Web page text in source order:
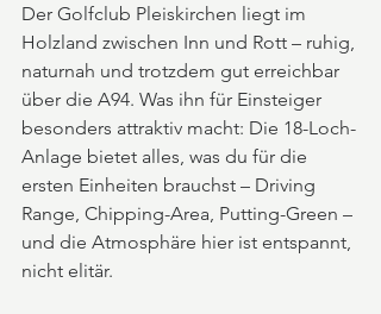
Der Golfclub Pleiskirchen liegt im
Holzland zwischen Inn und Rott – ruhig,
naturnah und trotzdem gut erreichbar
über die A94. Was ihn für Einsteiger
besonders attraktiv macht: Die 18-Loch-
Anlage bietet alles, was du für die
ersten Einheiten brauchst – Driving
Range, Chipping-Area, Putting-Green –
und die Atmosphäre hier ist entspannt,
nicht elitär.